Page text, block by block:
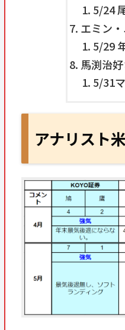
5/24
エミン
5/29
馬渕治
5/31
アナリスト